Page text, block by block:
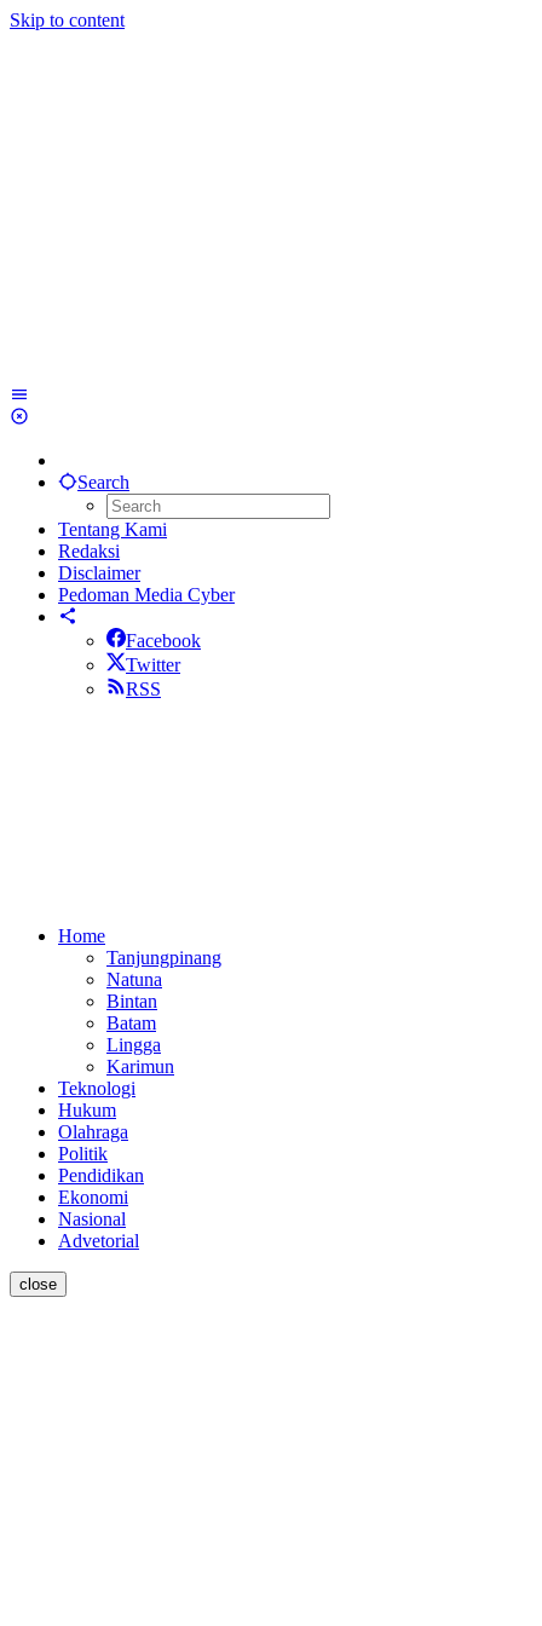
Skip to content
Search
Tentang Kami
Redaksi
Disclaimer
Pedoman Media Cyber
Facebook
Twitter
RSS
Home
Tanjungpinang
Natuna
Bintan
Batam
Lingga
Karimun
Teknologi
Hukum
Olahraga
Politik
Pendidikan
Ekonomi
Nasional
Advetorial
close